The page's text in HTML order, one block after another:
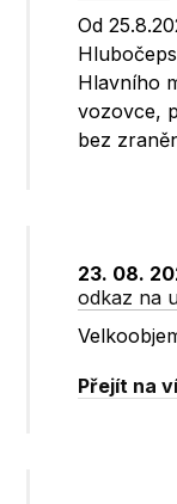
Od
Hlavního
vozovce,
bez
23. 08.
odkaz na
Přejít na